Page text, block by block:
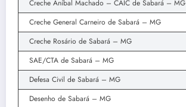
Creche Aníbal Machado – CAIC de Sabará – MG
Creche General Carneiro de Sabará – MG
Creche Rosário de Sabará – MG
SAE/CTA de Sabará – MG
Defesa Civil de Sabará – MG
Desenho de Sabará – MG